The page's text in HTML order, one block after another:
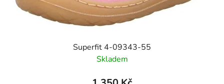
Superfit 4-09343-55
Skladem